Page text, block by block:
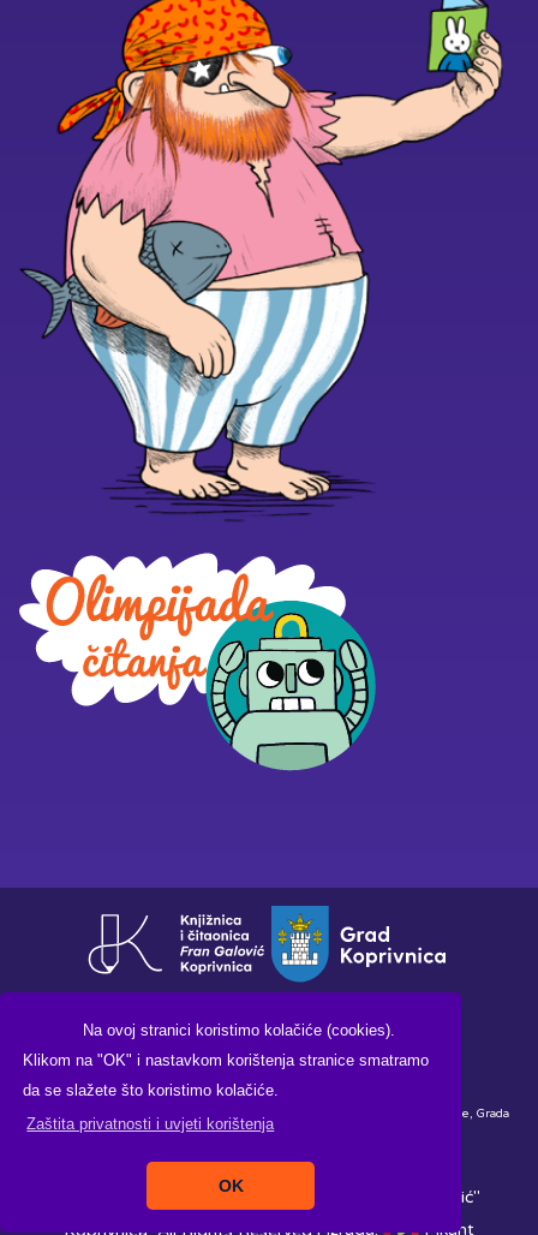
Na ovoj stranici koristimo kolačiće (cookies).
Klikom na "OK" i nastavkom korištenja stranice smatramo
da se slažete što koristimo kolačiće.
Zaštita privatnosti i uvjeti korištenja
OK
Financirano sredstvima Ministarstva kulture i medija Republike Hrvatske, Grada
Copyright ©2026. Knjižnica i čitaonica "Fran Galović"
Koprivnica, All Rights Reserved |Izrada: Pikant